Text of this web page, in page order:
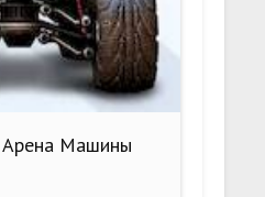
Арена Машины